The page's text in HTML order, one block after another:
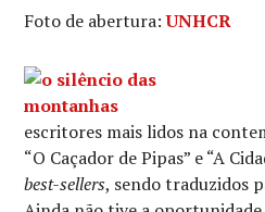
Foto de abertura:UNHCR
escritores mais lidos na
“O Caçador de Pipas” e “A
best-sellers, sendo traduzidos